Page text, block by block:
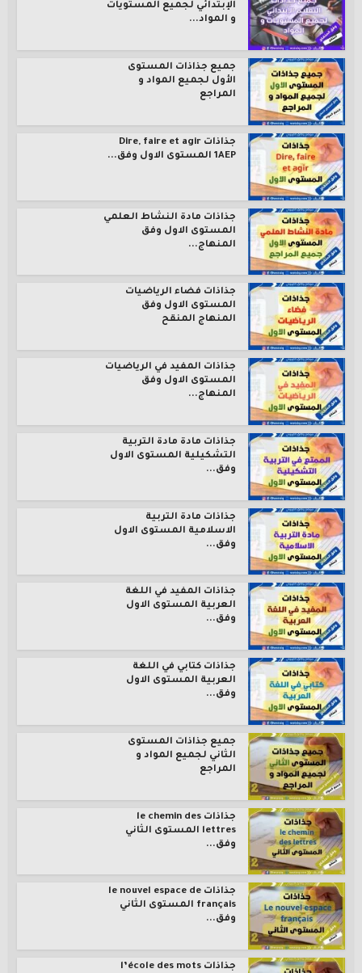
الإبتدائي لجميع المستويات
و المواد...
جميع جذاذات المستوى
الأول لجميع المواد و
المراجع
جذاذات Dire, faire et agir
1AEP المستوى الاول وفق...
جذاذات مادة النشاط العلمي
المستوى الاول وفق
المنهاج...
جذاذات فضاء الرياضيات
المستوى الاول وفق
المنهاج المنقح
جذاذات المفيد في الرياضيات
المستوى الاول وفق
المنهاج...
جذاذات مادة مادة التربية
التشكيلية المستوى الاول
وفق...
جذاذات مادة التربية
الاسلامية المستوى الاول
وفق...
جذاذات المفيد في اللغة
العربية المستوى الاول
وفق...
جذاذات كتابي في اللغة
العربية المستوى الاول
وفق...
جميع جذاذات المستوى
الثاني لجميع المواد و
المراجع
جذاذات le chemin des
lettres المستوى الثاني
وفق...
جذاذات le nouvel espace de
français المستوى الثاني
وفق...
جذاذات l’école des mots